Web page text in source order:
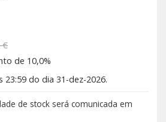
€
de 10,0%
23:59 do dia 31-dez-2026.
de stock será comunicada em